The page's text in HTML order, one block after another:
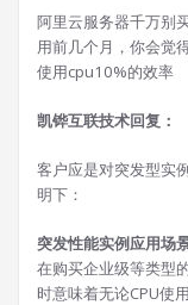
阿里云服务器千万别
用前几个月，你会觉
使用cpu10%的效率
凯铧互联技术回复：
客户应是对突发型实
明下：
突发性能实例应用场
在购买企业级等类型
时意味着无论CPU使